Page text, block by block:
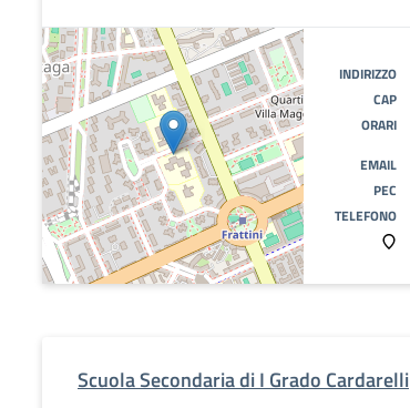
INDIRIZZO
CAP
ORARI
EMAIL
PEC
TELEFONO
Scuola Secondaria di I Grado Cardarelli